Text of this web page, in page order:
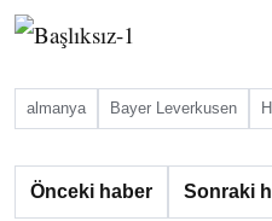
almanya Bayer Leverkusen
Önceki haber Sonraki